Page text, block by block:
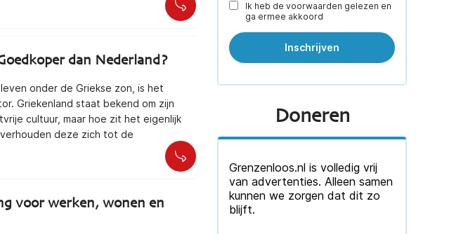
dan Nederland?
onder de Griekse zon, is het
Griekenland staat bekend om zijn
cultuur, maar hoe zit het eigenlijk
deze zich tot de
voor werken, wonen en
Ik heb de voorwaarden gelezen en
ga ermee akkoord
Doneren
Grenzenloos.nl is volledig vrij
van advertenties. Alleen samen
kunnen we zorgen dat dit zo
blijft.